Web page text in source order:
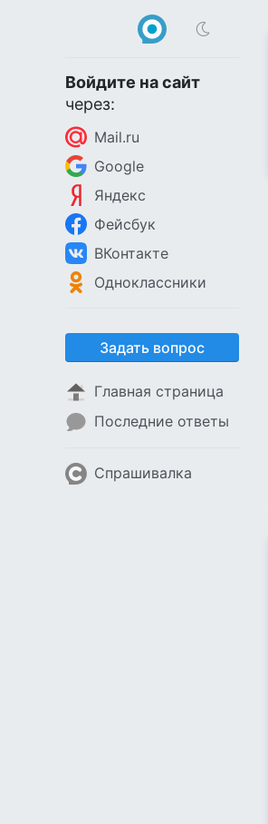
Войдите на сайт
через:
Mail.ru
Google
Яндекс
Фейсбук
ВКонтакте
Одноклассники
Задать вопрос
Главная страница
Последние ответы
Спрашивалка